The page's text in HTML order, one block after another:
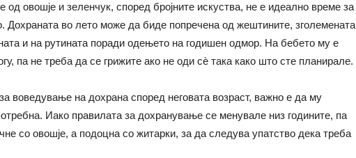
од овошје и зеленчук, според бројните искуства, не е идеално време за
Дохраната во лето може да биде попречена од жештините, зголемената
и на рутината поради одењето на годишен одмор. На бебето му е
па не треба да се грижите ако не оди сѐ така како што сте планирале.
воведување на дохрана според неговата возраст, важно е да му
Иако правилата за дохранување се менувале низ годините, па
со овошје, а подоцна со житарки, за да следува упатство дека треба